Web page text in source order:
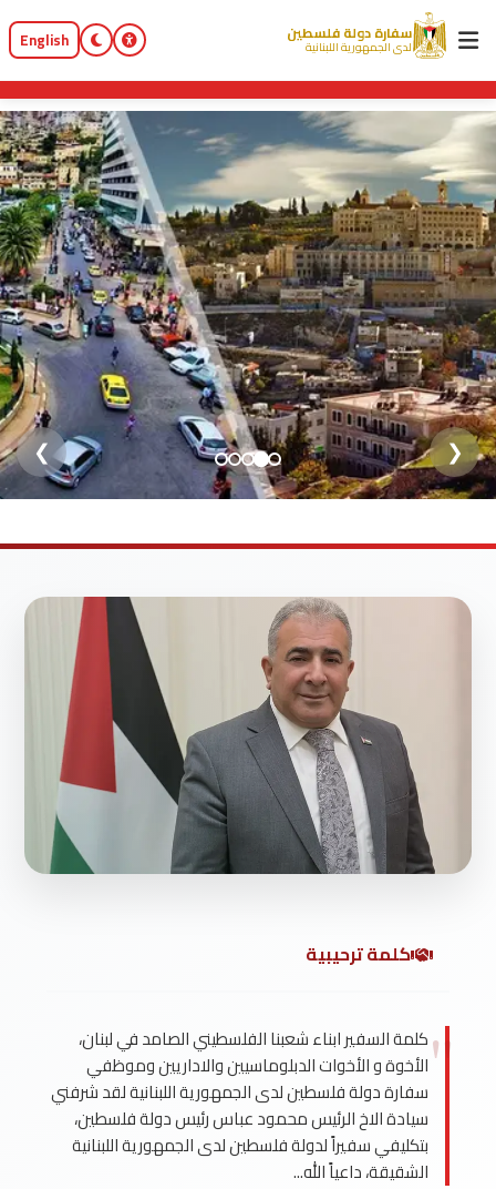
سفارة دولة فلسطين
لدى الجمهورية اللبنانية English
❮
❯
كلمة ترحيبية
كلمة السفير ابناء شعبنا الفلسطيني الصامد في لبنان،
الأخوة و الأخوات الدبلوماسيين والاداريين وموظفي
سفارة دولة فلسطين لدى الجمهورية اللبنانية لقد شرفني
سيادة الاخ الرئيس محمود عباس رئيس دولة فلسطين،
بتكليفي سفيراً لدولة فلسطين لدى الجمهورية اللبنانية
الشقيقة، داعياً الله...